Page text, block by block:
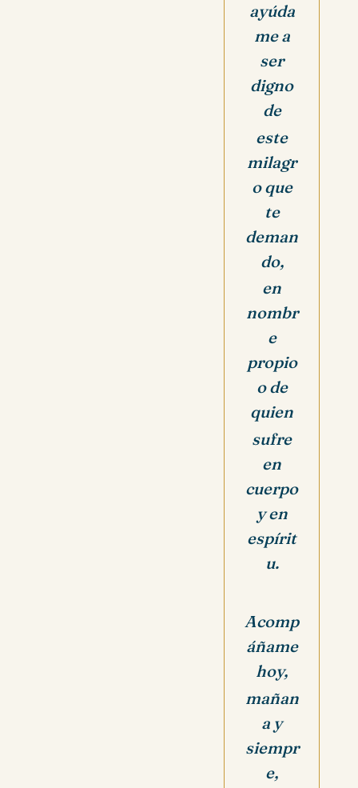
ayúda
me a
ser
digno
de
este
milagr
o que
te
deman
do,
en
nombr
e
propio
o de
quien
sufre
en
cuerpo
y en
espírit
u.
Acomp
áñame
hoy,
mañan
a y
siempr
e,